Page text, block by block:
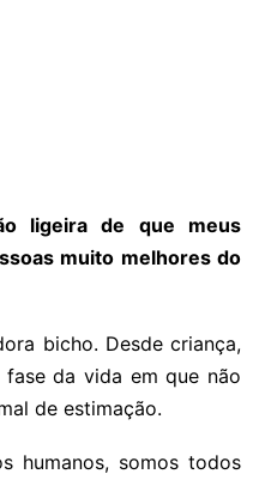
ligeira de que meus
muito melhores do
bicho. Desde criança,
da vida em que não
de estimação.
humanos, somos todos